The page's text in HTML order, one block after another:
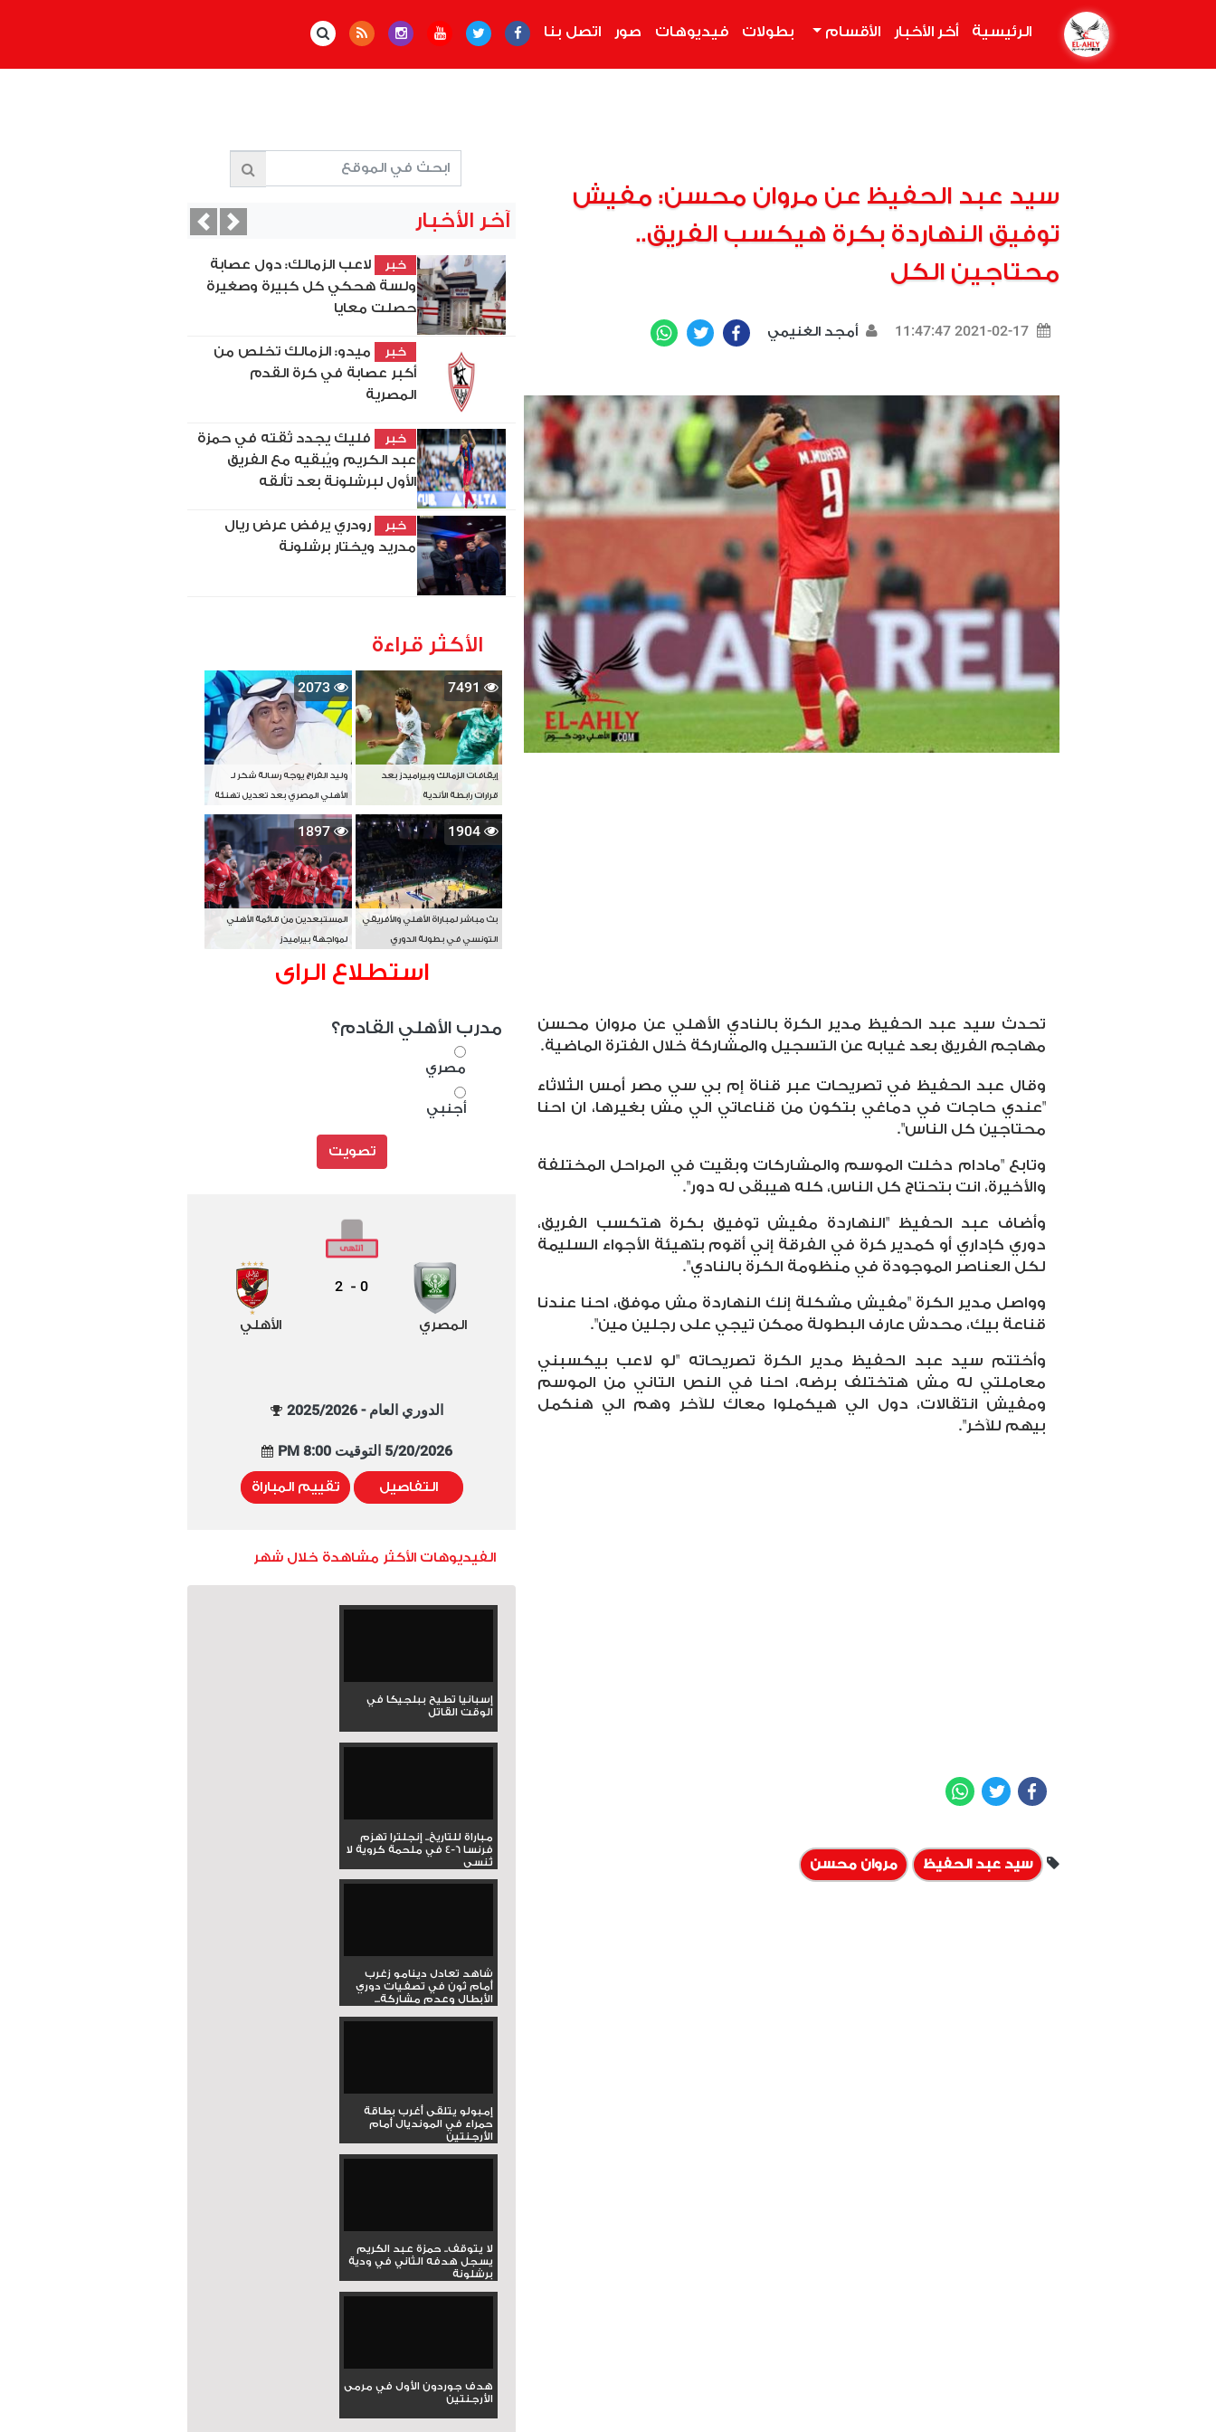
الرئيسية أخر الأخبار الأقسام بطولات فيديوهات صور اتصل بنا
سيد عبد الحفيظ عن مروان محسن: مفيش
توفيق النهاردة بكرة هيكسب الفريق..
محتاجين الكل
2021-02-17 11:47:47 أمجد الغنيمي Facebook
Twitter
تحدث سيد عبد الحفيظ مدير الكرة بالنادي الأهلي عن مروان محسن
مهاجم الفريق بعد غيابه عن التسجيل والمشاركة خلال الفترة الماضية.
وقال عبد الحفيظ في تصريحات عبر قناة إم بي سي مصر أمس الثلاثاء
"عندي حاجات في دماغي بتكون من قناعاتي الي مش بغيرها، ان احنا
محتاجين كل الناس".
وتابع "مادام دخلت الموسم والمشاركات وبقيت في المراحل المختلفة
والأخيرة، انت بتحتاج كل الناس، كله هيبقى له دور".
وأضاف عبد الحفيظ "النهاردة مفيش توفيق بكرة هتكسب الفريق،
دوري كإداري أو كمدير كرة في الفرقة إني أقوم بتهيئة الأجواء السليمة
لكل العناصر الموجودة في منظومة الكرة بالنادي".
وواصل مدير الكرة "مفيش مشكلة إنك النهاردة مش موفق، احنا عندنا
قناعة بيك، محدش عارف البطولة ممكن تيجي على رجلين مين".
وأختتم سيد عبد الحفيظ مدير الكرة تصريحاته "لو لاعب بيكسبني
معاملتي له مش هتختلف برضه، احنا في النص التاني من الموسم
ومفيش انتقالات، دول الي هيكملوا معاك للآخر وهم الي هنكمل
بيهم للآخر".
Facebook
Twitter
سيد عبد الحفيظ مروان محسن
آخر الأخبار
خبر
لاعب الزمالك: دول عصابة
ولسة هحكي كل كبيرة وصغيرة
حصلت معايا
خبر
ميدو: الزمالك تخلص من
أكبر عصابة في كرة القدم
المصرية
خبر
فليك يجدد ثقته في حمزة
عبد الكريم ويُبقيه مع الفريق
الأول لبرشلونة بعد تألقه
خبر
رودري يرفض عرض ريال
مدريد ويختار برشلونة
PreviousNext
الأكثر قراءة
7491
إيقافات الزمالك وبيراميدز بعد
قرارات رابطة الأندية
2073
وليد الفراج يوجه رسالة شكر لـ
الأهلي المصري بعد تعديل تهنئة
بطل آسيا
1904
بث مباشر لمباراة الأهلي والأفريقي
التونسي في بطولة الدوري
1897
المستبعدين من قائمة الأهلي
لمواجهة بيراميدز
استطلاع الراى
مدرب الأهلي القادم؟
مصري
أجنبي
تصويت
المصري
0
-
2
الأهلي
الدوري العام - 2025/2026
5/20/2026 التوقيت 8:00 PM
التفاصيل تقييم المباراة
الفيديوهات الأكثر مشاهدة خلال شهر
إسبانيا تطيح ببلجيكا في
الوقت القاتل
مباراة للتاريخ.. إنجلترا تهزم
فرنسا 6-4 في ملحمة كروية لا
تُنسى
شاهد تعادل دينامو زغرب
أمام ثون في تصفيات دوري
الأبطال وعدم مشاركة...
إمبولو يتلقى أغرب بطاقة
حمراء في المونديال أمام
الأرجنتين
لا يتوقف.. حمزة عبد الكريم
يسجل هدفه الثاني في ودية
برشلونة
هدف جوردون الأول في مرمى
الأرجنتين